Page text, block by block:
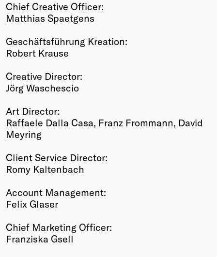
Chief Creative Officer:
Matthias Spaetgens
Geschäftsführung Kreation:
Robert Krause
Creative Director:
Jörg Waschescio
Art Director:
Raffaele Dalla Casa, Franz Frommann, David
Meyring
Client Service Director:
Romy Kaltenbach
Account Management:
Felix Glaser
Chief Marketing Officer:
Franziska Gsell